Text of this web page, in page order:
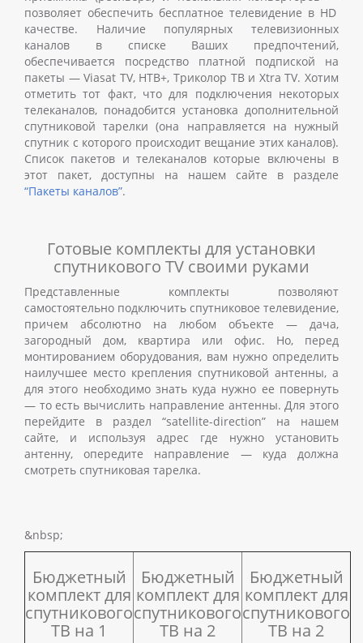
позволяет обеспечить бесплатное телевидение в HD
качестве. Наличие популярных телевизионных
каналов в списке Ваших предпочтений,
обеспечивается посредство платной подпиской на
пакеты —Viasat TV, НТВ+, Триколор ТВ и Xtra TV. Хотим
отметить тот факт, что для подключения некоторых
телеканалов, понадобится установка дополнительной
спутниковой тарелки (она направляется на нужный
спутник с которого происходит вещание этих каналов).
Список пакетов и телеканалов которые включены в
этот пакет, доступны на нашем сайте в разделе
“Пакеты каналов”.
Готовые комплекты для установки
спутникового TV своими руками
Представленные комплекты позволяют
самостоятельно подключить спутниковое телевидение,
причем абсолютно на любом объекте — дача,
загородный дом, квартира или офис. Но, перед
монтированием оборудования, вам нужно определить
наилучшее место крепления спутниковой антенны, а
для этого необходимо знать куда нужно ее повернуть
— то есть вычислить направление антенны. Для этого
перейдите в раздел “satellite-direction” на нашем
сайте, и используя адрес где нужно установить
антенну, опередите направление — куда должна
смотреть спутниковая тарелка.
&nbsp;
Бюджетный
комплект для
спутникового
ТВ на 1
Бюджетный
комплект для
спутникового
ТВ на 2
Бюджетный
комплект для
спутникового
ТВ на 2